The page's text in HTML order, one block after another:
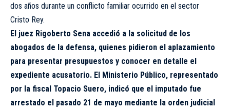
dos años durante un conflicto familiar ocurrido en el sector
Cristo Rey.
El juez Rigoberto Sena accedió a la solicitud de los
abogados de la defensa, quienes pidieron el aplazamiento
para presentar presupuestos y conocer en detalle el
expediente acusatorio. El Ministerio Público, representado
por la fiscal Topacio Suero, indicó que el imputado fue
arrestado el pasado 21 de mayo mediante la orden judicial